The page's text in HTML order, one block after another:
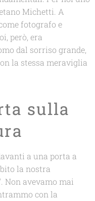
Michetti. A
fotografo e
però, era
dal sorriso grande,
la stessa meraviglia
sulla
a una porta a
la nostra
Non avevamo mai
con la